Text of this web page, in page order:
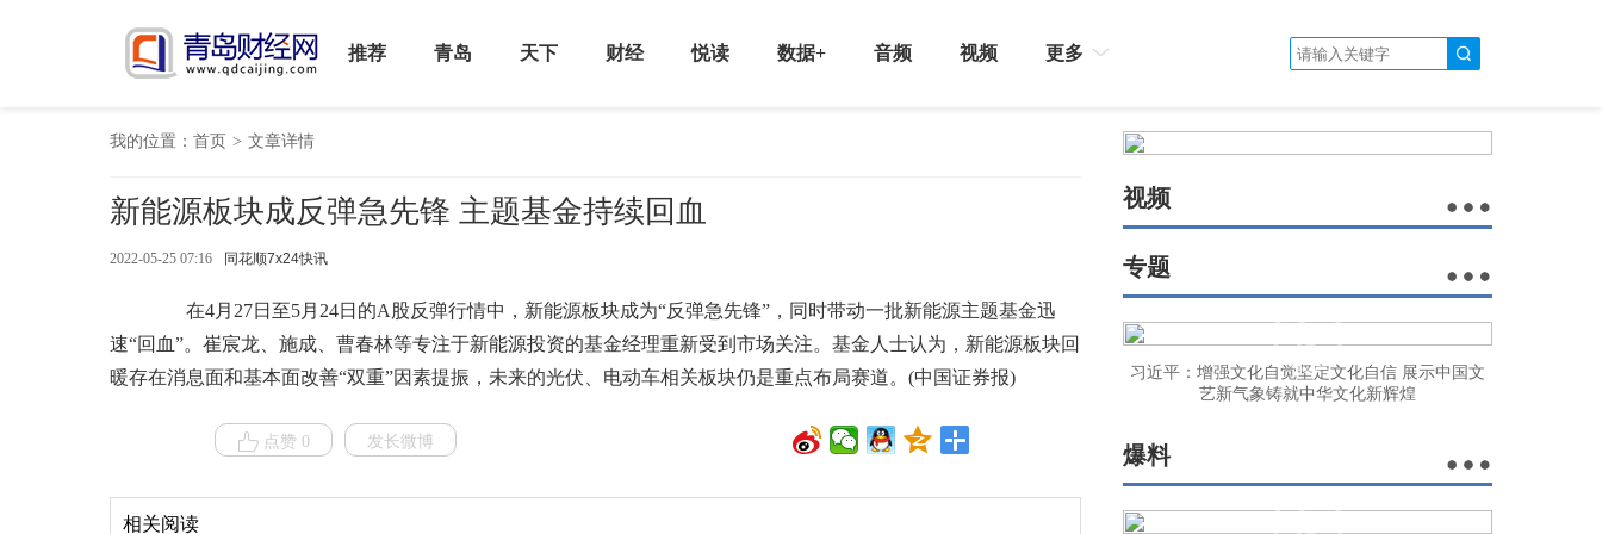
推荐 青岛 天下 财经 悦读 数据+ 音频 视频 更多
我的位置： 首页 > 文章详情
新能源板块成反弹急先锋 主题基金持续回血
2022-05-25 07:16 同花顺7x24快讯
在4月27日至5月24日的A股反弹行情中，新能源板块成为“反弹急先锋”，同时带动一批新能源主题基金迅
速“回血”。崔宸龙、施成、曹春林等专注于新能源投资的基金经理重新受到市场关注。基金人士认为，新能源板块回
暖存在消息面和基本面改善“双重”因素提振，未来的光伏、电动车相关板块仍是重点布局赛道。(中国证券报)
点赞 0 发长微博
相关阅读
视频
专题
习近平：增强文化自觉坚定文化自信 展示中国文
艺新气象铸就中华文化新辉煌
爆料